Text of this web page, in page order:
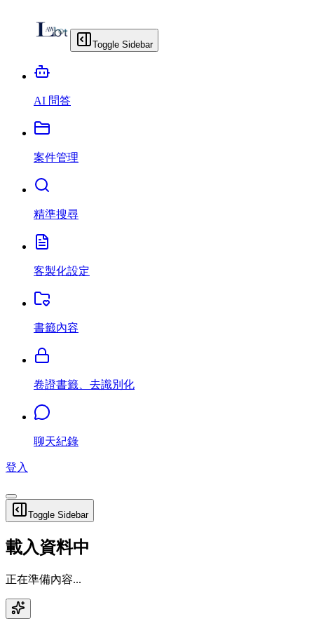
Toggle Sidebar
AI 問答
案件管理
精準搜尋
客製化設定
書籤內容
卷證書籤、去識別化
聊天紀錄
登入
Toggle Sidebar
載入資料中
正在準備內容...